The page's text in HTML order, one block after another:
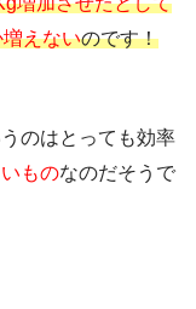
えないのです！
のはとっても効率
ものなのだそうで